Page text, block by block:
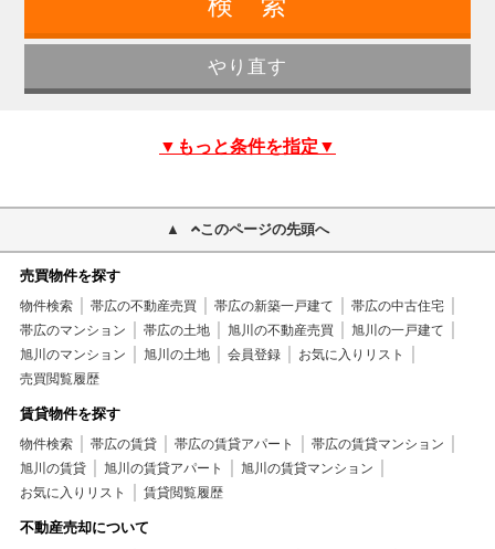
▼もっと条件を指定▼
このページの先頭へ
売買物件を探す
物件検索 帯広の不動産売買 帯広の新築一戸建て
帯広の中古住宅
帯広のマンション
帯広の土地 旭川の不動産売買
旭川の一戸建て
旭川のマンション
旭川の土地 会員登録
お気に入りリスト
売買閲覧履歴
賃貸物件を探す
物件検索 帯広の賃貸 帯広の賃貸アパート
帯広の賃貸マンション
旭川の賃貸
旭川の賃貸アパート
旭川の賃貸マンション
お気に入りリスト
賃貸閲覧履歴
不動産売却について